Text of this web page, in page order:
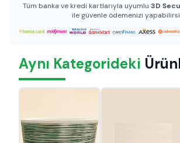
Tüm banka ve kredi kartlarıyla uyumlu 3D
ile güvenle ödemenizi
Aynı Kategorideki